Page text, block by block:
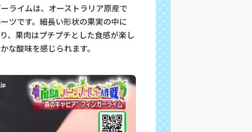
ライムは、オーストラリア原産で
ツです。細長い形状の果実の中に
、果肉はプチプチとした食感が楽し
な酸味を感じられます。